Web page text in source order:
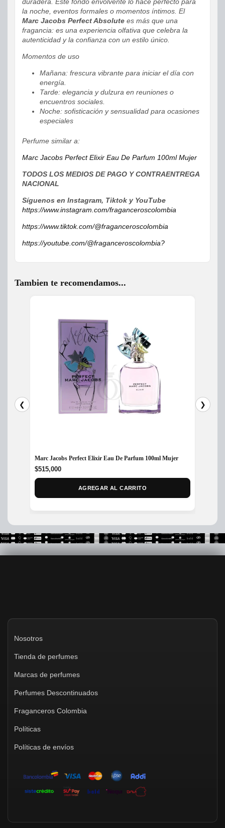
la noche, eventos formales o momentos íntimos. El
Marc Jacobs Perfect Absolute es más que una
fragancia: es una experiencia olfativa que celebra la
autenticidad y la confianza con un estilo único.
Momentos de uso
Mañana: frescura vibrante para iniciar el día con
energía.
Tarde: elegancia y dulzura en reuniones o
encuentros sociales.
Noche: sofisticación y sensualidad para ocasiones
especiales
Perfume similar a:
Marc Jacobs Perfect Elixir Eau De Parfum 100ml Mujer
TODOS LOS MEDIOS DE PAGO Y CONTRAENTREGA
NACIONAL
Síguenos en Instagram, Tiktok y YouTube
https://www.instagram.com/fraganceroscolombia
https://www.tiktok.com/@fraganceroscolombia
https://youtube.com/@fraganceroscolombia?
Tambien te recomendamos...
❮
Marc Jacobs Perfect Elixir Eau De Parfum 100ml Mujer
$515,000
AGREGAR AL CARRITO
❯
Nosotros
Tienda de perfumes
Marcas de perfumes
Perfumes Descontinuados
Fraganceros Colombia
Políticas
Políticas de envíos